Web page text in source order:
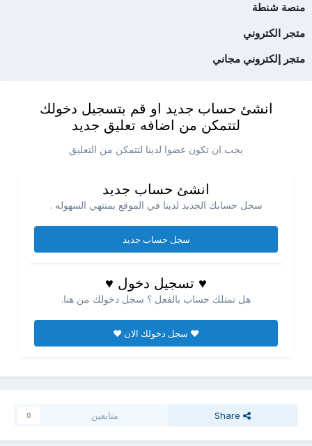
منصة شنطة
متجر الكتروني
متجر إلكتروني مجاني
انشئ حساب جديد او قم بتسجيل دخولك
لتتمكن من اضافه تعليق جديد
يجب ان تكون عضوا لدينا لتتمكن من التعليق
انشئ حساب جديد
سجل حسابك الجديد لدينا في الموقع بمنتهي السهوله .
سجل حساب جديد
♥ تسجيل دخول ♥
هل تمتلك حساب بالفعل ؟ سجل دخولك من هنا.
♥ سجل دخولك الان ♥
Share متابعين 0